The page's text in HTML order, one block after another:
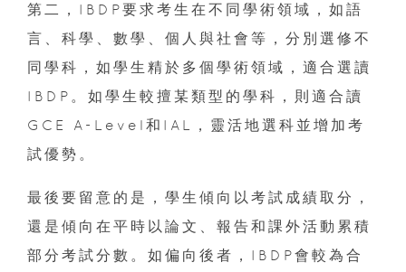
第二，IBDP要求考生在不同學術領域，如語
言、科學、數學、個人與社會等，分別選修不
同學科，如學生精於多個學術領域，適合選讀
IBDP。如學生較擅某類型的學科，則適合讀
GCE A-Level和IAL，靈活地選科並增加考
試優勢。
最後要留意的是，學生傾向以考試成績取分，
還是傾向在平時以論文、報告和課外活動累積
部分考試分數。如偏向後者，IBDP會較為合